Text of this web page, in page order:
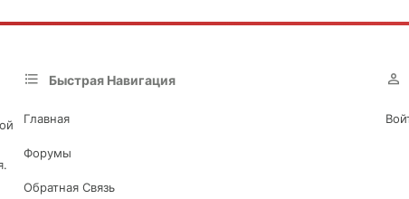
Быстрая Навигация
Главная
Форумы
Обратная Связь